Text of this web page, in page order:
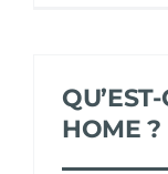
HOME ?